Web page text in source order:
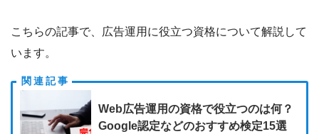
こちらの記事で、広告運用に役立つ資格について解説して
います。
Web広告運用の資格で役立つのは何？
Google認定などのおすすめ検定15選